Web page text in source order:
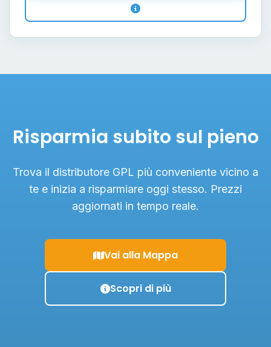
Risparmia subito sul pieno
Trova il distributore GPL più conveniente vicino a
te e inizia a risparmiare oggi stesso. Prezzi
aggiornati in tempo reale.
Vai alla Mappa
Scopri di più